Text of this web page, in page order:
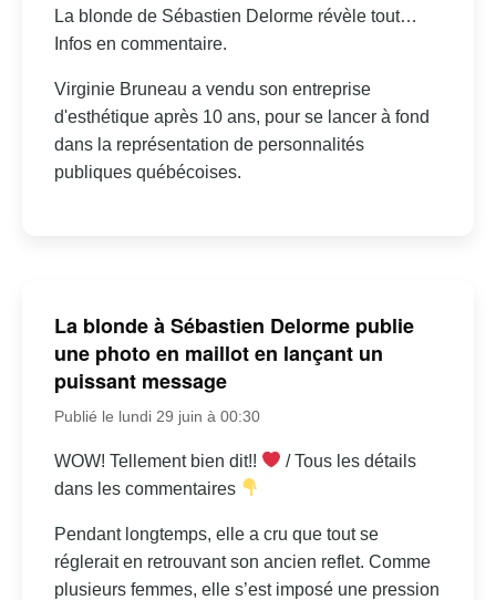
La blonde de Sébastien Delorme révèle tout…
Infos en commentaire.
Virginie Bruneau a vendu son entreprise
d'esthétique après 10 ans, pour se lancer à fond
dans la représentation de personnalités
publiques québécoises.
La blonde à Sébastien Delorme publie
une photo en maillot en lançant un
puissant message
Publié le lundi 29 juin à 00:30
WOW! Tellement bien dit!!
/ Tous les détails
dans les commentaires
Pendant longtemps, elle a cru que tout se
réglerait en retrouvant son ancien reflet. Comme
plusieurs femmes, elle s’est imposé une pression